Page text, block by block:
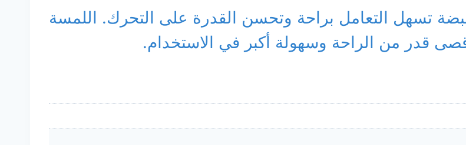
تسهل التعامل براحة وتحسن القدرة على التحرك. اللمسة
قدر من الراحة وسهولة أكبر في الاستخدام.